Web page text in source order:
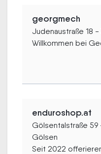
georgmech
Judenaustraße 18
Willkommen bei
enduroshop.at
Gölsentalstraße 59
Gölsen
Seit 2022